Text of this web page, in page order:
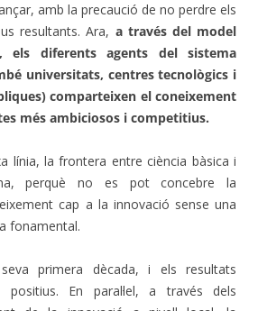
amb la precaució de no perdre els
resultants. Ara, a través del model
els diferents agents del sistema
universitats, centres tecnològics i
comparteixen el coneixement
més ambiciosos i competitius.
línia, la frontera entre ciència bàsica i
perquè no es pot concebre la
cap a la innovació sense una
fonamental.
seva primera dècada, i els resultats
En paral·lel, a través dels